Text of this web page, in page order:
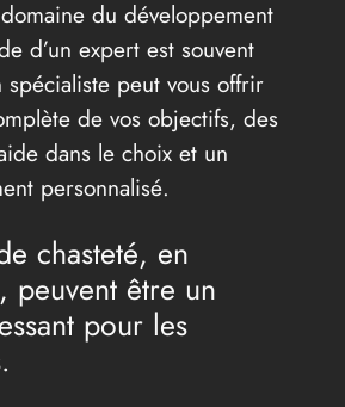
du développement
d’un expert est souvent
spécialiste peut vous offrir
de vos objectifs, des
dans le choix et un
personnalisé.
chasteté, en
peuvent être un
pour les